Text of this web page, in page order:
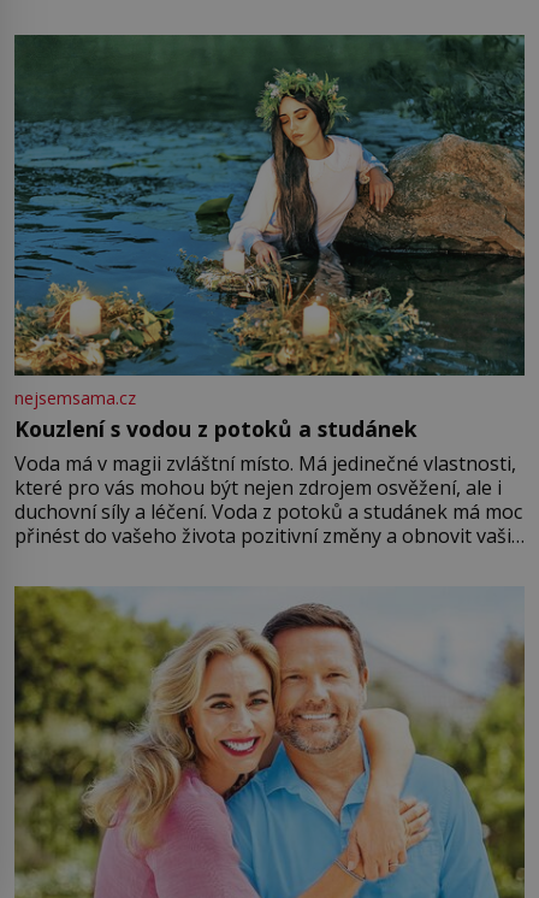
milostpaní. Stačí jenom na sukni,“ zhodnotí švadlena
množství růžového mušelínu. „Ošidili vás, podívejte.“
nejsemsama.cz
Kouzlení s vodou z potoků a studánek
Voda má v magii zvláštní místo. Má jedinečné vlastnosti,
které pro vás mohou být nejen zdrojem osvěžení, ale i
duchovní síly a léčení. Voda z potoků a studánek má moc
přinést do vašeho života pozitivní změny a obnovit vaši
můžete obohatit své rituály a přinést do svého života
větší harmonii a klid. Je důležité